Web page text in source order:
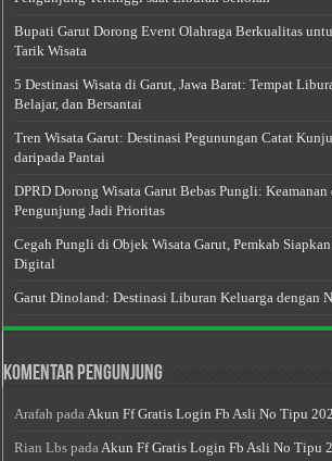
Bupati Garut Dorong Event Olahraga Berkualitas
Tarik Wisata
5 Destinasi Wisata di Garut, Jawa Barat: Tempat
Belajar, dan Bersantai
Tren Wisata Garut: Destinasi Pegunungan Catat
daripada Pantai
DPRD Dorong Wisata Garut Bebas Pungli: Keamanan
Pengunjung Jadi Prioritas
Cegah Pungli di Objek Wisata Garut, Pemkab
Digital
Garut Dinoland: Destinasi Liburan Keluarga dengan
Komentar Pengunjung
Arafah pada Akun Ff Gratis Login Fb Asli No Tipu
Rian Lbs pada Akun Ff Gratis Login Fb Asli No Tipu